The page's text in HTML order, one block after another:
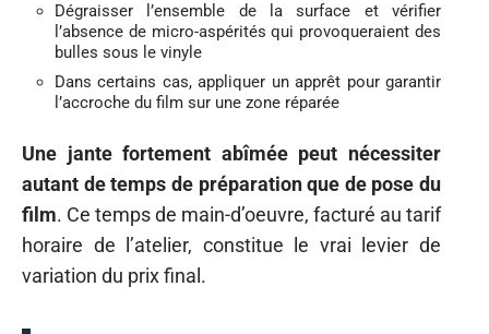
Dégraisser l’ensemble de la surface et vérifier
l’absence de micro-aspérités qui provoqueraient des
bulles sous le vinyle
Dans certains cas, appliquer un apprêt pour garantir
l’accroche du film sur une zone réparée
Une jante fortement abîmée peut nécessiter
autant de temps de préparation que de pose du
film. Ce temps de main-d’oeuvre, facturé au tarif
horaire de l’atelier, constitue le vrai levier de
variation du prix final.